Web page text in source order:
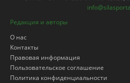
Редакция и авторы
О нас
Контакты
Правовая информация
Пользовательское соглашение
Политика конфиденциальности